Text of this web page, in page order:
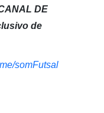
DE
de
somFutsal